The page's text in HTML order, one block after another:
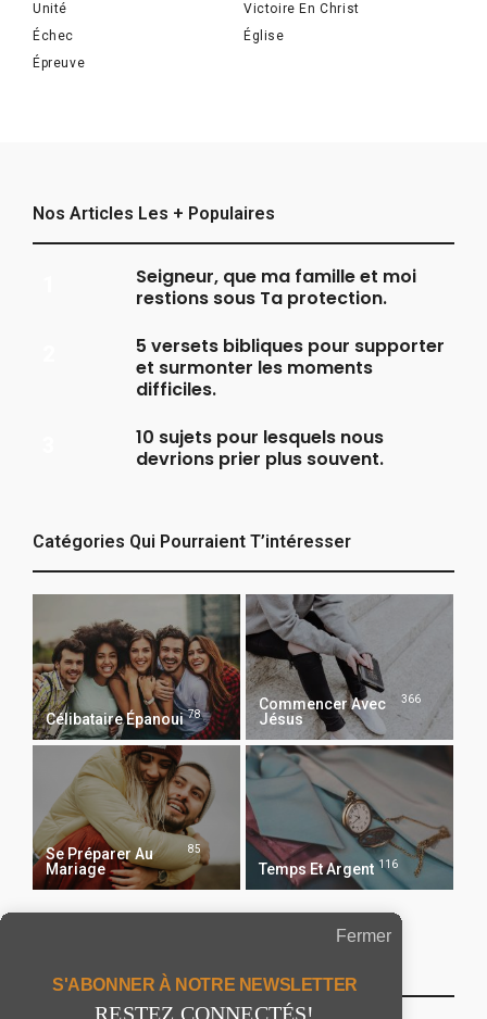
Unité
Victoire En Christ
Échec
Église
Épreuve
Nos Articles Les + Populaires
Seigneur, que ma famille et moi
restions sous Ta protection.
5 versets bibliques pour supporter
et surmonter les moments
difficiles.
10 sujets pour lesquels nous
devrions prier plus souvent.
Catégories Qui Pourraient T’intéresser
Célibataire Épanoui 78
Commencer Avec
Jésus
366
Se Préparer Au
Mariage
85
Temps Et Argent 116
Fermer
S'ABONNER À NOTRE NEWSLETTER
RESTEZ CONNECTÉS!